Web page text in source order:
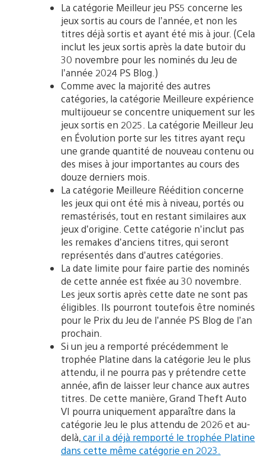
La catégorie Meilleur jeu PS5 concerne les
jeux sortis au cours de l’année, et non les
titres déjà sortis et ayant été mis à jour. (Cela
inclut les jeux sortis après la date butoir du
30 novembre pour les nominés du Jeu de
l’année 2024 PS Blog.)
Comme avec la majorité des autres
catégories, la catégorie Meilleure expérience
multijoueur se concentre uniquement sur les
jeux sortis en 2025. La catégorie Meilleur Jeu
en Évolution porte sur les titres ayant reçu
une grande quantité de nouveau contenu ou
des mises à jour importantes au cours des
douze derniers mois.
La catégorie Meilleure Réédition concerne
les jeux qui ont été mis à niveau, portés ou
remastérisés, tout en restant similaires aux
jeux d’origine. Cette catégorie n’inclut pas
les remakes d’anciens titres, qui seront
représentés dans d’autres catégories.
La date limite pour faire partie des nominés
de cette année est fixée au 30 novembre.
Les jeux sortis après cette date ne sont pas
éligibles. Ils pourront toutefois être nominés
pour le Prix du Jeu de l’année PS Blog de l’an
prochain.
Si un jeu a remporté précédemment le
trophée Platine dans la catégorie Jeu le plus
attendu, il ne pourra pas y prétendre cette
année, afin de laisser leur chance aux autres
titres. De cette manière, Grand Theft Auto
VI pourra uniquement apparaître dans la
catégorie Jeu le plus attendu de 2026 et au-
delà,car il a déjà remporté le trophée Platine
dans cette même catégorie en 2023.